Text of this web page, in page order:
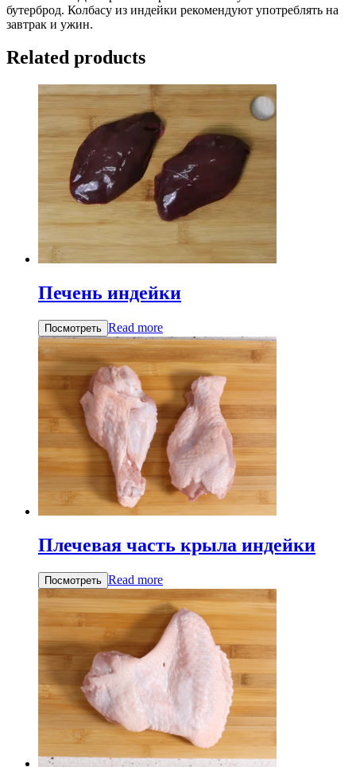
бутерброд. Колбасу из индейки рекомендуют употреблять на
завтрак и ужин.
Related products
Печень индейки
Посмотреть Read more
Плечевая часть крыла индейки
Посмотреть Read more